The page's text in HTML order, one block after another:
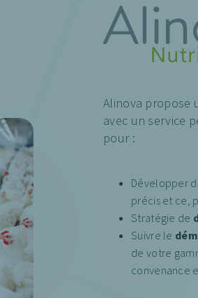
Alinova propose
avec un service
pour :
Développer
précis et ce,
Stratégie de
Suivre le
de votre
convenance